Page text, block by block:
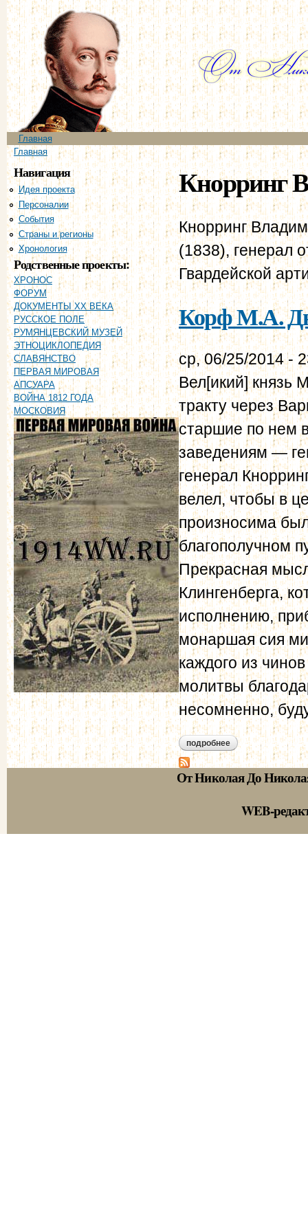
Главное меню
Главная
Вы здесь
Главная
Навигация
Идея проекта
Персоналии
События
Страны и регионы
Хронология
Родственные проекты:
ХРОНОС
ФОРУМ
ДОКУМЕНТЫ XX ВЕКА
РУССКОЕ ПОЛЕ
РУМЯНЦЕВСКИЙ МУЗЕЙ
ЭТНОЦИКЛОПЕДИЯ
СЛАВЯНСТВО
ПЕРВАЯ МИРОВАЯ
АПСУАРА
ВОЙНА 1812 ГОДА
МОСКОВИЯ
Кнорринг
Кнорринг
(1838), генерал
Гвардейской
Корф М.А.
ср, 06/25/2014 -
Вел[икий] князь
тракту через
старшие по нем
заведениям —
генерал
велел, чтобы в
произносима
благополучном
Прекрасная
Клингенберга,
исполнению,
монаршая сия
каждого из
молитвы
несомненно,
подробнее о корф м.а.
От Николая До
WEB-